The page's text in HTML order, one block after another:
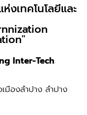
งเทคโนโลยีและ
Inter-Tech
มืองลำปาง ลำปาง